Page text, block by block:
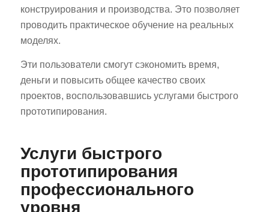
конструирования и производства. Это позволяет
проводить практическое обучение на реальных
моделях.
Эти пользователи смогут сэкономить время,
деньги и повысить общее качество своих
проектов, воспользовавшись услугами быстрого
прототипирования.
Услуги быстрого
прототипирования
профессионального
уровня